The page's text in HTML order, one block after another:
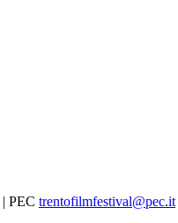
| PEC trentofilmfestival@pec.it